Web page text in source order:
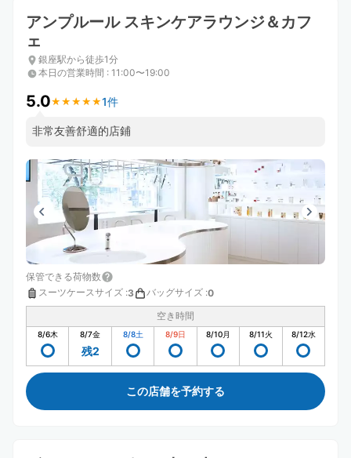
アンプルール スキンケアラウンジ＆カフ
ェ
銀座駅から徒歩1分
本日の営業時間 : 11:00〜19:00
5.0★ ★ ★ ★ ★
★ ★ ★ ★ ★1件
非常友善舒適的店鋪
保管できる荷物数
スーツケースサイズ :3 バッグサイズ :0
空き時間
8/6木 8/7金
残2
8/8土 8/9日 8/10月 8/11火 8/12水
この店舗を予約する